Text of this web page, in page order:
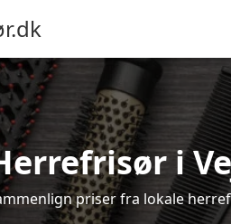
i
priser fra lokale